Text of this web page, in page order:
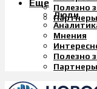
Полезно
Партнеры
Еще
Люди
Мнения
Полезно
Партнеры